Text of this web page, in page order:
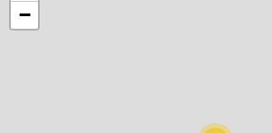
Niederösterreich
−